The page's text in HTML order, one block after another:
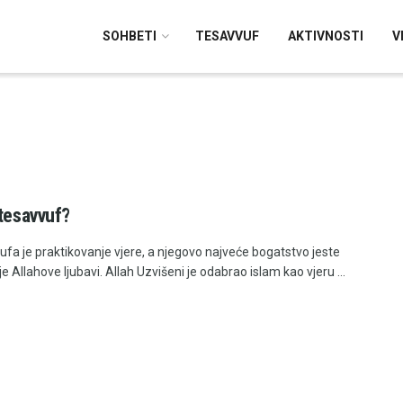
SOHBETI TESAVVUF AKTIVNOSTI
je praktikovanje vjere, a njegovo najveće bogatstvo jeste
Allahove ljubavi. Allah Uzvišeni je odabrao islam kao vjeru ...